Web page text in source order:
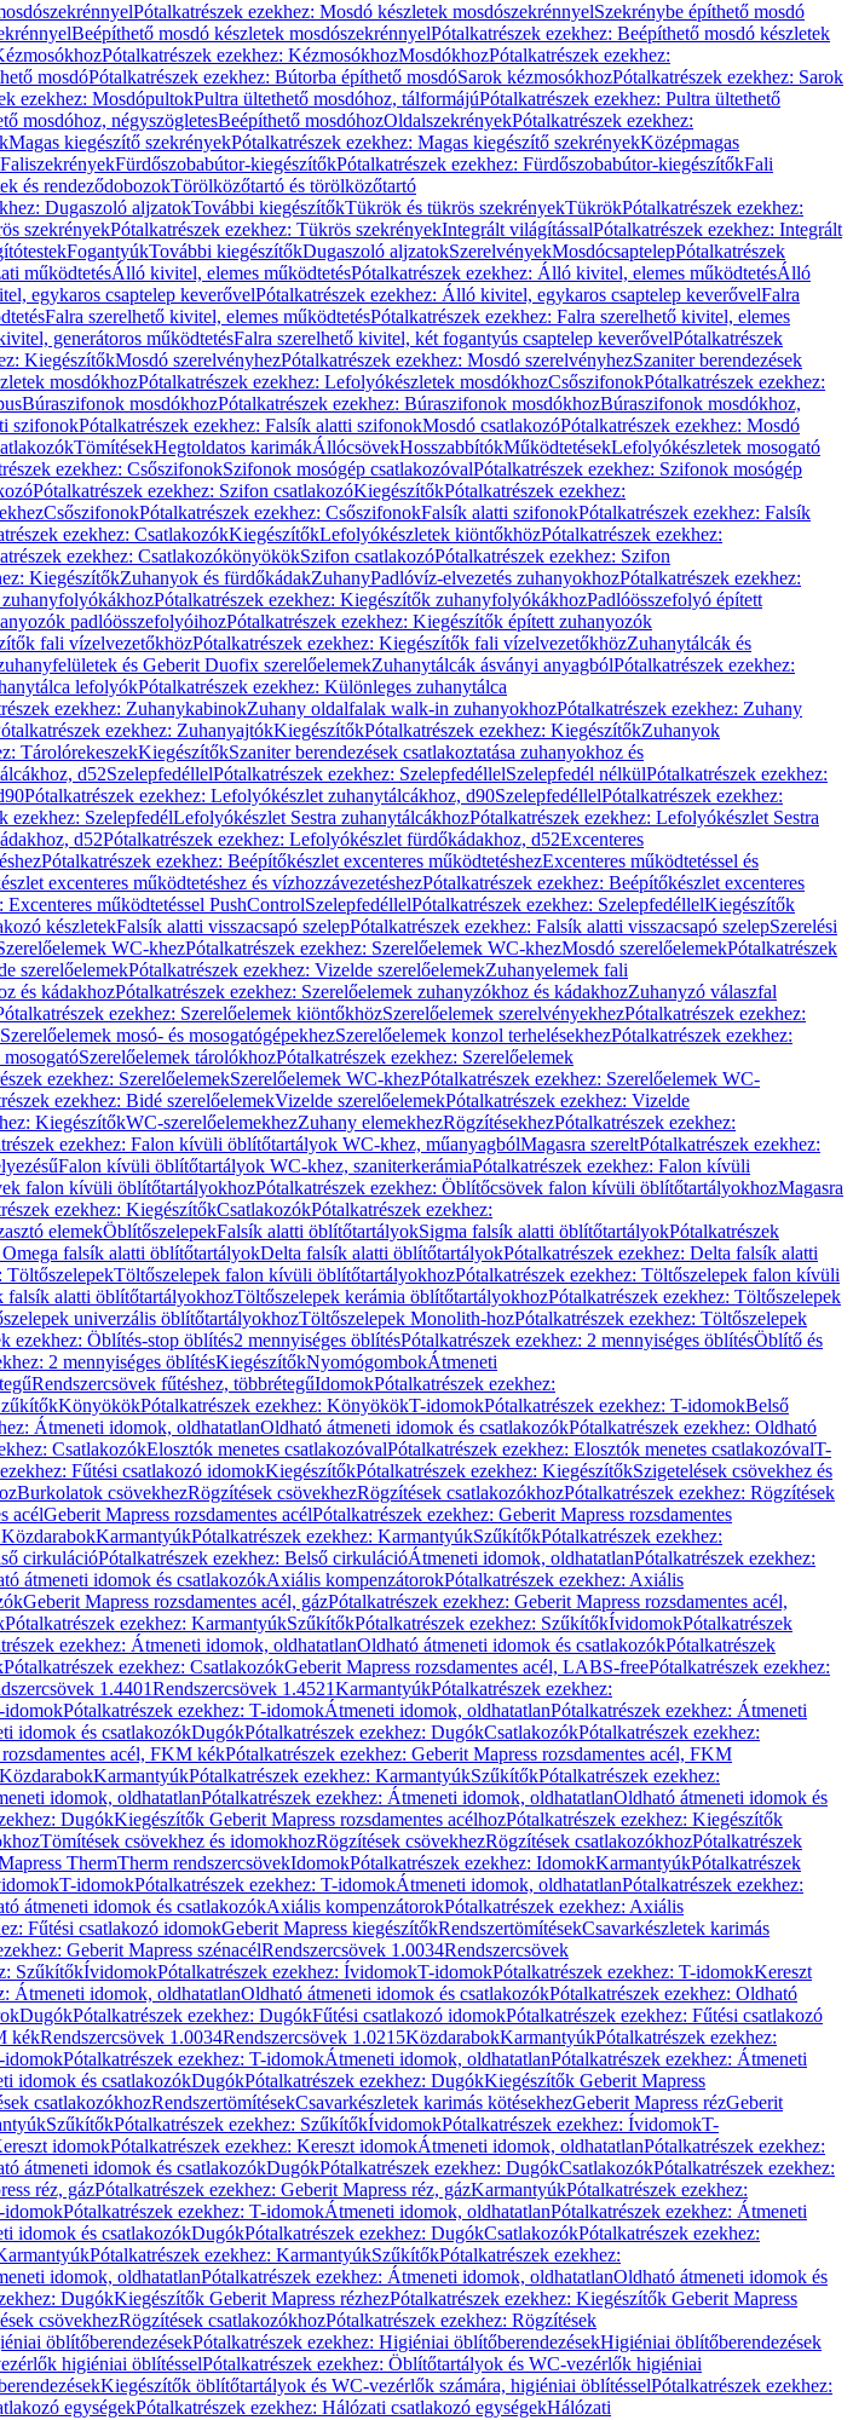
Pótalkatrészek ezekhez: Mosdó készletek mosdószekrénnyelSzekrénybe építhető mosdó
Beépíthető mosdó készletek mosdószekrénnyelPótalkatrészek ezekhez: Beépíthető mosdó készletek
Pótalkatrészek ezekhez: KézmosókhozMosdókhozPótalkatrészek ezekhez:
mosdóPótalkatrészek ezekhez: Bútorba építhető mosdóSarok kézmosókhozPótalkatrészek ezekhez: Sarok
ezekhez: MosdópultokPultra ültethető mosdóhoz, tálformájúPótalkatrészek ezekhez: Pultra ültethető
mosdóhoz, négyszögletesBeépíthető mosdóhozOldalszekrényekPótalkatrészek ezekhez:
Magas kiegészítő szekrényekPótalkatrészek ezekhez: Magas kiegészítő szekrényekKözépmagas
Fürdőszobabútor-kiegészítőkPótalkatrészek ezekhez: Fürdőszobabútor-kiegészítőkFali
és rendeződobozokTörölközőtartó és törölközőtartó
Dugaszoló aljzatokTovábbi kiegészítőkTükrök és tükrös szekrényekTükrökPótalkatrészek ezekhez:
szekrényekPótalkatrészek ezekhez: Tükrös szekrényekIntegrált világítássalPótalkatrészek ezekhez: Integrált
FogantyúkTovábbi kiegészítőkDugaszoló aljzatokSzerelvényekMosdócsaptelepPótalkatrészek
működtetésÁlló kivitel, elemes működtetésPótalkatrészek ezekhez: Álló kivitel, elemes működtetésÁlló
egykaros csaptelep keverővelPótalkatrészek ezekhez: Álló kivitel, egykaros csaptelep keverővelFalra
Falra szerelhető kivitel, elemes működtetésPótalkatrészek ezekhez: Falra szerelhető kivitel, elemes
generátoros működtetésFalra szerelhető kivitel, két fogantyús csaptelep keverővelPótalkatrészek
KiegészítőkMosdó szerelvényhezPótalkatrészek ezekhez: Mosdó szerelvényhezSzaniter berendezések
mosdókhozPótalkatrészek ezekhez: Lefolyókészletek mosdókhozCsőszifonokPótalkatrészek ezekhez:
Búraszifonok mosdókhozPótalkatrészek ezekhez: Búraszifonok mosdókhozBúraszifonok mosdókhoz,
szifonokPótalkatrészek ezekhez: Falsík alatti szifonokMosdó csatlakozóPótalkatrészek ezekhez: Mosdó
TömítésekHegtoldatos karimákÁllócsövekHosszabbítókMűködtetésekLefolyókészletek mosogató
ezekhez: CsőszifonokSzifonok mosógép csatlakozóvalPótalkatrészek ezekhez: Szifonok mosógép
Pótalkatrészek ezekhez: Szifon csatlakozóKiegészítőkPótalkatrészek ezekhez:
CsőszifonokPótalkatrészek ezekhez: CsőszifonokFalsík alatti szifonokPótalkatrészek ezekhez: Falsík
ezekhez: CsatlakozókKiegészítőkLefolyókészletek kiöntőkhözPótalkatrészek ezekhez:
ezekhez: CsatlakozókönyökökSzifon csatlakozóPótalkatrészek ezekhez: Szifon
KiegészítőkZuhanyok és fürdőkádakZuhanyPadlóvíz-elvezetés zuhanyokhozPótalkatrészek ezekhez:
Pótalkatrészek ezekhez: Kiegészítők zuhanyfolyókákhozPadlóösszefolyó épített
padlóösszefolyóihozPótalkatrészek ezekhez: Kiegészítők épített zuhanyozók
fali vízelvezetőkhözPótalkatrészek ezekhez: Kiegészítők fali vízelvezetőkhözZuhanytálcák és
és Geberit Duofix szerelőelemekZuhanytálcák ásványi anyagbólPótalkatrészek ezekhez:
lefolyókPótalkatrészek ezekhez: Különleges zuhanytálca
ezekhez: ZuhanykabinokZuhany oldalfalak walk-in zuhanyokhozPótalkatrészek ezekhez: Zuhany
ezekhez: ZuhanyajtókKiegészítőkPótalkatrészek ezekhez: KiegészítőkZuhanyok
TárolórekeszekKiegészítőkSzaniter berendezések csatlakoztatása zuhanyokhoz és
d52SzelepfedéllelPótalkatrészek ezekhez: SzelepfedéllelSzelepfedél nélkülPótalkatrészek ezekhez:
Pótalkatrészek ezekhez: Lefolyókészlet zuhanytálcákhoz, d90SzelepfedéllelPótalkatrészek ezekhez:
ezekhez: SzelepfedélLefolyókészlet Sestra zuhanytálcákhozPótalkatrészek ezekhez: Lefolyókészlet Sestra
d52Pótalkatrészek ezekhez: Lefolyókészlet fürdőkádakhoz, d52Excenteres
Pótalkatrészek ezekhez: Beépítőkészlet excenteres működtetéshezExcenteres működtetéssel és
excenteres működtetéshez és vízhozzávezetéshezPótalkatrészek ezekhez: Beépítőkészlet excenteres
Excenteres működtetéssel PushControlSzelepfedéllelPótalkatrészek ezekhez: SzelepfedéllelKiegészítők
készletekFalsík alatti visszacsapó szelepPótalkatrészek ezekhez: Falsík alatti visszacsapó szelepSzerelési
WC-khezPótalkatrészek ezekhez: Szerelőelemek WC-khezMosdó szerelőelemekPótalkatrészek
szerelőelemekPótalkatrészek ezekhez: Vizelde szerelőelemekZuhanyelemek fali
és kádakhozPótalkatrészek ezekhez: Szerelőelemek zuhanyzókhoz és kádakhozZuhanyzó válaszfal
ezekhez: Szerelőelemek kiöntőkhözSzerelőelemek szerelvényekhezPótalkatrészek ezekhez:
mosó- és mosogatógépekhezSzerelőelemek konzol terhelésekhezPótalkatrészek ezekhez:
mosogatóSzerelőelemek tárolókhozPótalkatrészek ezekhez: Szerelőelemek
ezekhez: SzerelőelemekSzerelőelemek WC-khezPótalkatrészek ezekhez: Szerelőelemek WC-
ezekhez: Bidé szerelőelemekVizelde szerelőelemekPótalkatrészek ezekhez: Vizelde
KiegészítőkWC-szerelőelemekhezZuhany elemekhezRögzítésekhezPótalkatrészek ezekhez:
ezekhez: Falon kívüli öblítőtartályok WC-khez, műanyagbólMagasra szereltPótalkatrészek ezekhez:
Falon kívüli öblítőtartályok WC-khez, szaniterkerámiaPótalkatrészek ezekhez: Falon kívüli
falon kívüli öblítőtartályokhozPótalkatrészek ezekhez: Öblítőcsövek falon kívüli öblítőtartályokhozMagasra
ezekhez: KiegészítőkCsatlakozókPótalkatrészek ezekhez:
elemekÖblítőszelepekFalsík alatti öblítőtartályokSigma falsík alatti öblítőtartályokPótalkatrészek
falsík alatti öblítőtartályokDelta falsík alatti öblítőtartályokPótalkatrészek ezekhez: Delta falsík alatti
TöltőszelepekTöltőszelepek falon kívüli öblítőtartályokhozPótalkatrészek ezekhez: Töltőszelepek falon kívüli
falsík alatti öblítőtartályokhozTöltőszelepek kerámia öblítőtartályokhozPótalkatrészek ezekhez: Töltőszelepek
univerzális öblítőtartályokhozTöltőszelepek Monolith-hozPótalkatrészek ezekhez: Töltőszelepek
ezekhez: Öblítés-stop öblítés2 mennyiséges öblítésPótalkatrészek ezekhez: 2 mennyiséges öblítésÖblítő és
2 mennyiséges öblítésKiegészítőkNyomógombokÁtmeneti
Rendszercsövek fűtéshez, többrétegűIdomokPótalkatrészek ezekhez:
KönyökökPótalkatrészek ezekhez: KönyökökT-idomokPótalkatrészek ezekhez: T-idomokBelső
Átmeneti idomok, oldhatatlanOldható átmeneti idomok és csatlakozókPótalkatrészek ezekhez: Oldható
CsatlakozókElosztók menetes csatlakozóvalPótalkatrészek ezekhez: Elosztók menetes csatlakozóvalT-
Fűtési csatlakozó idomokKiegészítőkPótalkatrészek ezekhez: KiegészítőkSzigetelések csövekhez és
Burkolatok csövekhezRögzítések csövekhezRögzítések csatlakozókhozPótalkatrészek ezekhez: Rögzítések
acélGeberit Mapress rozsdamentes acélPótalkatrészek ezekhez: Geberit Mapress rozsdamentes
KözdarabokKarmantyúkPótalkatrészek ezekhez: KarmantyúkSzűkítőkPótalkatrészek ezekhez:
cirkulációPótalkatrészek ezekhez: Belső cirkulációÁtmeneti idomok, oldhatatlanPótalkatrészek ezekhez:
átmeneti idomok és csatlakozókAxiális kompenzátorokPótalkatrészek ezekhez: Axiális
Geberit Mapress rozsdamentes acél, gázPótalkatrészek ezekhez: Geberit Mapress rozsdamentes acél,
Pótalkatrészek ezekhez: KarmantyúkSzűkítőkPótalkatrészek ezekhez: SzűkítőkÍvidomokPótalkatrészek
ezekhez: Átmeneti idomok, oldhatatlanOldható átmeneti idomok és csatlakozókPótalkatrészek
Pótalkatrészek ezekhez: CsatlakozókGeberit Mapress rozsdamentes acél, LABS-freePótalkatrészek ezekhez:
1.4401Rendszercsövek 1.4521KarmantyúkPótalkatrészek ezekhez:
idomokPótalkatrészek ezekhez: T-idomokÁtmeneti idomok, oldhatatlanPótalkatrészek ezekhez: Átmeneti
idomok és csatlakozókDugókPótalkatrészek ezekhez: DugókCsatlakozókPótalkatrészek ezekhez:
acél, FKM kékPótalkatrészek ezekhez: Geberit Mapress rozsdamentes acél, FKM
KözdarabokKarmantyúkPótalkatrészek ezekhez: KarmantyúkSzűkítőkPótalkatrészek ezekhez:
idomok, oldhatatlanPótalkatrészek ezekhez: Átmeneti idomok, oldhatatlanOldható átmeneti idomok és
DugókKiegészítők Geberit Mapress rozsdamentes acélhozPótalkatrészek ezekhez: Kiegészítők
Tömítések csövekhez és idomokhozRögzítések csövekhezRögzítések csatlakozókhozPótalkatrészek
ThermTherm rendszercsövekIdomokPótalkatrészek ezekhez: IdomokKarmantyúkPótalkatrészek
T-idomokPótalkatrészek ezekhez: T-idomokÁtmeneti idomok, oldhatatlanPótalkatrészek ezekhez:
átmeneti idomok és csatlakozókAxiális kompenzátorokPótalkatrészek ezekhez: Axiális
Fűtési csatlakozó idomokGeberit Mapress kiegészítőkRendszertömítésekCsavarkészletek karimás
Geberit Mapress szénacélRendszercsövek 1.0034Rendszercsövek
SzűkítőkÍvidomokPótalkatrészek ezekhez: ÍvidomokT-idomokPótalkatrészek ezekhez: T-idomokKereszt
Átmeneti idomok, oldhatatlanOldható átmeneti idomok és csatlakozókPótalkatrészek ezekhez: Oldható
DugókPótalkatrészek ezekhez: DugókFűtési csatlakozó idomokPótalkatrészek ezekhez: Fűtési csatlakozó
kékRendszercsövek 1.0034Rendszercsövek 1.0215KözdarabokKarmantyúkPótalkatrészek ezekhez:
idomokPótalkatrészek ezekhez: T-idomokÁtmeneti idomok, oldhatatlanPótalkatrészek ezekhez: Átmeneti
idomok és csatlakozókDugókPótalkatrészek ezekhez: DugókKiegészítők Geberit Mapress
csatlakozókhozRendszertömítésekCsavarkészletek karimás kötésekhezGeberit Mapress rézGeberit
SzűkítőkPótalkatrészek ezekhez: SzűkítőkÍvidomokPótalkatrészek ezekhez: ÍvidomokT-
idomokPótalkatrészek ezekhez: Kereszt idomokÁtmeneti idomok, oldhatatlanPótalkatrészek ezekhez:
átmeneti idomok és csatlakozókDugókPótalkatrészek ezekhez: DugókCsatlakozókPótalkatrészek ezekhez:
réz, gázPótalkatrészek ezekhez: Geberit Mapress réz, gázKarmantyúkPótalkatrészek ezekhez:
idomokPótalkatrészek ezekhez: T-idomokÁtmeneti idomok, oldhatatlanPótalkatrészek ezekhez: Átmeneti
idomok és csatlakozókDugókPótalkatrészek ezekhez: DugókCsatlakozókPótalkatrészek ezekhez:
Pótalkatrészek ezekhez: KarmantyúkSzűkítőkPótalkatrészek ezekhez:
idomok, oldhatatlanPótalkatrészek ezekhez: Átmeneti idomok, oldhatatlanOldható átmeneti idomok és
DugókKiegészítők Geberit Mapress rézhezPótalkatrészek ezekhez: Kiegészítők Geberit Mapress
csövekhezRögzítések csatlakozókhozPótalkatrészek ezekhez: Rögzítések
öblítőberendezésekPótalkatrészek ezekhez: Higiéniai öblítőberendezésekHigiéniai öblítőberendezések
higiéniai öblítésselPótalkatrészek ezekhez: Öblítőtartályok és WC-vezérlők higiéniai
Kiegészítők öblítőtartályok és WC-vezérlők számára, higiéniai öblítésselPótalkatrészek ezekhez:
egységekPótalkatrészek ezekhez: Hálózati csatlakozó egységekHálózati